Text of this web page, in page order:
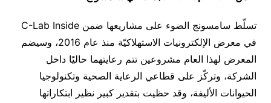
تسلّط سامسونج الضوء على مشاريعها ضمن C-Lab Inside
في معرض الإلكترونيات الاستهلاكيّة منذ عام 2016، وسيضم
المعرض لهذا العام مشروعين تتم رعايتهما حاليًا داخل
الشركة، وتركّز على قطاعي الرعاية الصحية وتكنولوجيا
الحيوانات الأليفة، وقد حظيت بتقدير كبير نظير ابتكاراتها